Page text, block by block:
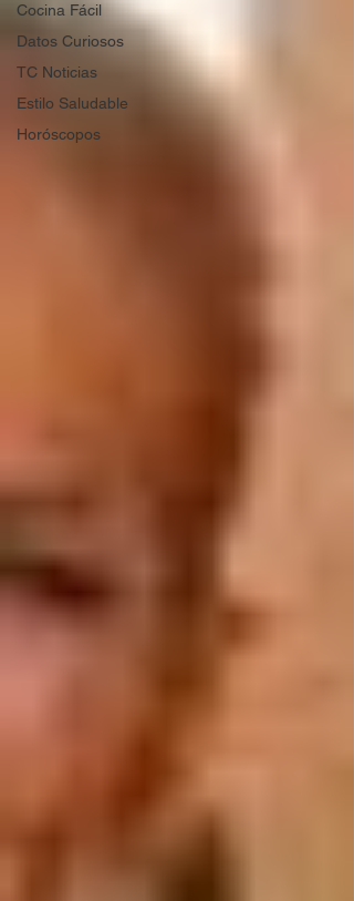
Cocina Fácil
Datos Curiosos
TC Noticias
Estilo Saludable
Horóscopos